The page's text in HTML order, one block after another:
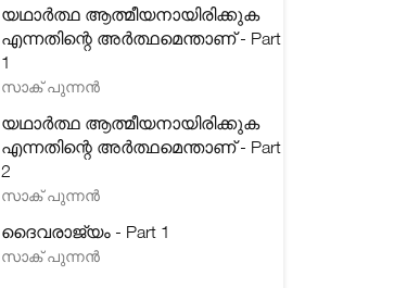
യഥാർത്ഥ ആത്മീയനായിരിക്കുക
എന്നതിന്റെ അർത്ഥമെന്താണ് - Part
1
സാക് പുന്നൻ
യഥാർത്ഥ ആത്മീയനായിരിക്കുക
എന്നതിന്റെ അർത്ഥമെന്താണ് - Part
2
സാക് പുന്നൻ
ദൈവരാജ്യം - Part 1
സാക് പുന്നൻ